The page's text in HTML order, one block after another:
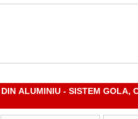
ALUMINIU - SISTEM GOLA,